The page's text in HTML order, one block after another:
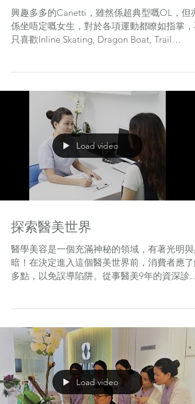
興趣多多的Canetti，雖然係超典型嘅OL，但亦
係坐唔定嘅女生，對於各項運動都瞭如指掌，
只喜歡Inline Skating, Dragon Boat, Trail
Load video
探索醫美世界
醫學美容是一個充滿神秘的領域，有著光明與
暗！在決定進入這個醫美世界前，消費者應了
多點，以免誤導陷阱。從事醫美9年的資深診所
Load video